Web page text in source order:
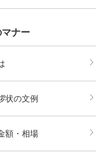
ナー
状の文例
額・相場